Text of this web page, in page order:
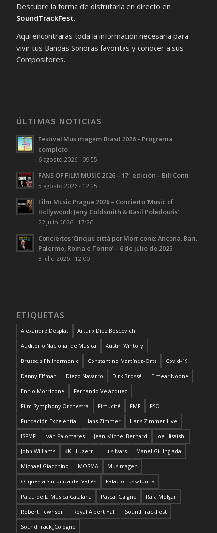
Descubre la forma de disfrutarla en directo en
SoundTrackFest.
Aquí encontrarás toda la información necesaria para
vivir tus Bandas Sonoras favoritas y conocer a sus
Compositores.
ÚLTIMAS NOTICIAS
Festival Musimagem Brasil 2026 – Programa
completo
6 agosto 2026 - 09:55
FANS OF FILM MUSIC 2026 – 17ª edición – Bill Conti
5 agosto 2026 - 12:25
Film Music Prague 2026 – Concierto ‘Music of
Hollywood: Jerry Goldsmith & Basil Poledouris’
22 julio 2026 - 17:20
Conciertos ‘Cinque città per Morricone: Ancona, Bari,
Palermo, Roma e Torino’ – 6 de julio de 2026
3 julio 2026 - 12:00
ETIQUETAS
Alexandre Desplat Arturo Díez Boscovich
Auditorio Nacional de Música Austin Wintory
Brussels Philharmonic Constantino Martínez-Orts Covid-19
Danny Elfman Diego Navarro Dirk Brossé Eimear Noone
Ennio Morricone Fernando Velázquez
Film Symphony Orchestra Fimucité FMF FSO
Fundación Excelentia Hans Zimmer Hans Zimmer Live
ISFMF Iván Palomares Jean-Michel Bernard Joe Hisaishi
John Williams KKL Luzern Luis Ivars Manel Gil-Inglada
Michael Giacchino MOSMA Musimagen
Orquesta Sinfónica del Vallés Palacio Euskalduna
Palau de la Música Catalana Pascal Gaigne Rafa Melgar
Robert Townson Royal Albert Hall SoundTrackFest
SoundTrack_Cologne